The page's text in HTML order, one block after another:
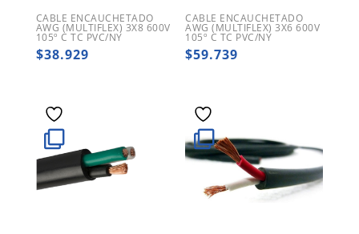
CABLE ENCAUCHETADO
AWG (MULTIFLEX) 3X8 600V
105º C TC PVC/NY
$38.929
CABLE ENCAUCHETADO
AWG (MULTIFLEX) 3X6 600V
105º C TC PVC/NY
$59.739